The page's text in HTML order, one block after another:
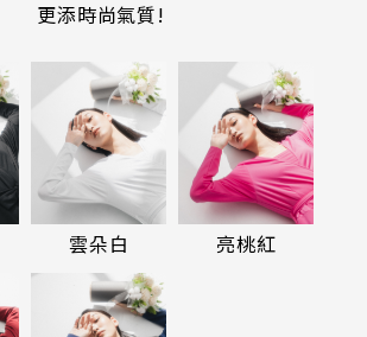
更添時尚氣質!
雲朵白 亮桃紅